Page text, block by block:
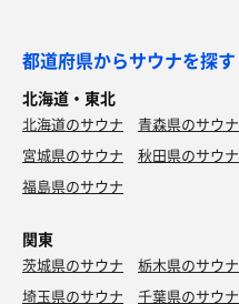
都道府県からサウナを探す
北海道・東北
北海道のサウナ 青森県のサウナ
宮城県のサウナ
秋田県のサウナ
福島県のサウナ
関東
茨城県のサウナ 栃木県のサウナ
埼玉県のサウナ
千葉県のサウナ